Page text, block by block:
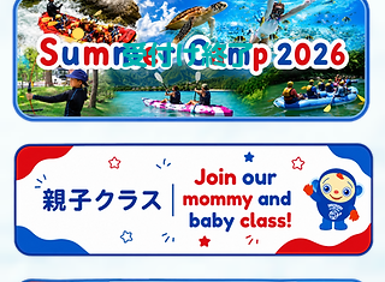
受付け終了